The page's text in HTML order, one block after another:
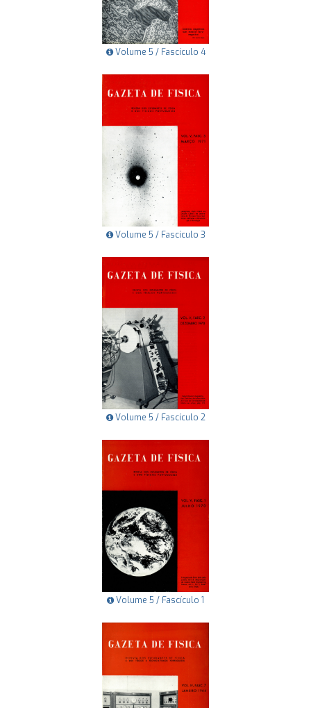
Volume 5 / Fascículo 4
Volume 5 / Fascículo 3
Volume 5 / Fascículo 2
Volume 5 / Fascículo 1